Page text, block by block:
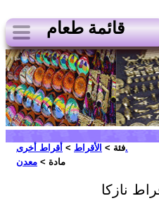
قائمة طعام
فئة > الأقراط >
أقراط أخرى.
مادة > معدن